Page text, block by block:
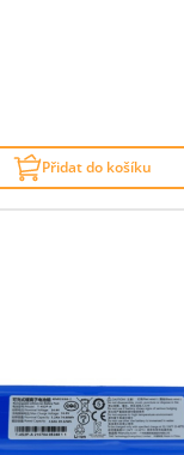
Přidat do košíku